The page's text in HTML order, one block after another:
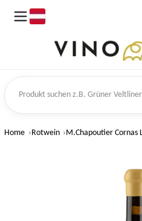
suchen
Home Rotwein M.Chapoutier Cornas